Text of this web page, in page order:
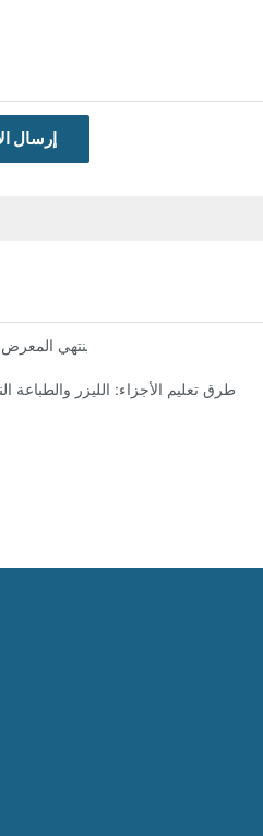
إرسال
طرق تعليم الأجزاء: الليزر والطباعة